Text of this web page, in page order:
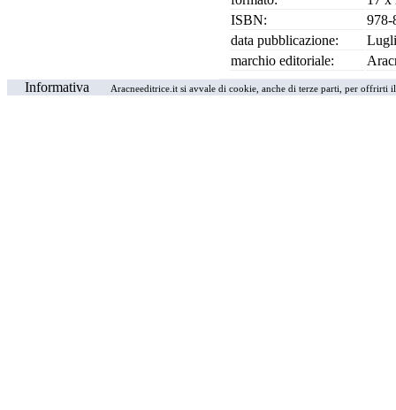
ISBN:
978-
data pubblicazione:
marchio editoriale:
Informativa
Aracneeditrice.it si avvale di cookie, anche di terze parti, per